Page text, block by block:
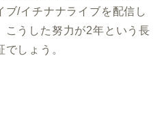
ブ/イチナナライブを配信し
こうした努力が2年という長
しょう。